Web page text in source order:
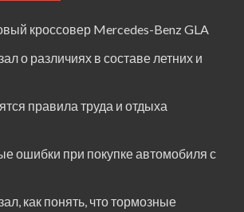
кроссовер Mercedes-Benz GLA
о различиях в составе летних и
правила труда и отдыха
ошибки при покупке автомобиля с
как понять, что тормозные